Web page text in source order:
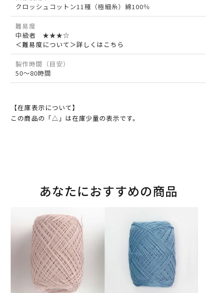
クロッシュコットン11種（極細糸）綿100％
難易度
中級者 ★★★☆
＜難易度について＞詳しくはこちら
製作時間（目安）
50～80時間
【在庫表示について】
この商品の「△」は在庫少量の表示です。
あなたにおすすめの商品